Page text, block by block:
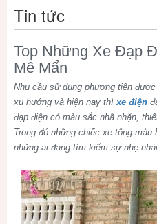
Tin tức
Top Những Xe Đạp
Mê Mẩn
Nhu cầu sử dụng phương tiện
xu hướng và hiện nay thì xe điện
đạp điện có màu sắc nhã nhặn,
Trong đó những chiếc xe tông
những ai đang tìm kiếm sự nhẹ